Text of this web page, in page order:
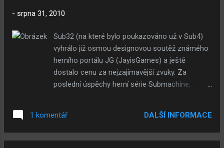
- srpna 31, 2010
Sub32 (na které bylo poukazováno už v Sub4)
vyhrálo již osmou designovou soutěž známého
herního portálu JG (JayisGames) a ještě
dostalo cenu za nejzajímavější zvuky. Za
poslední úspěchy herní série Submachine,
1 komentář DALŠÍ INFORMACE